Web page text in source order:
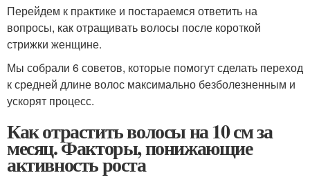
Перейдем к практике и постараемся ответить на
вопросы, как отращивать волосы после короткой
стрижки женщине.
Мы собрали 6 советов, которые помогут сделать переход
к средней длине волос максимально безболезненным и
ускорят процесс.
Как отрастить волосы на 10 см за
месяц. Факторы, понижающие
активность роста